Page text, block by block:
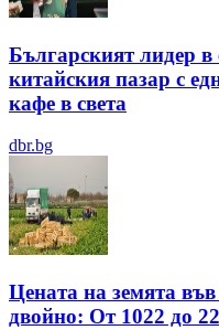
Българският лидер
китайския пазар с
кафе в света
dbr.bg
Цената на земята
двойно: От 1022 до